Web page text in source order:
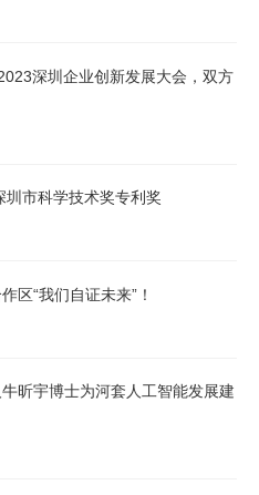
深圳企业创新发展大会，双方
市科学技术奖专利奖
区“我们自证未来”！
昕宇博士为河套人工智能发展建